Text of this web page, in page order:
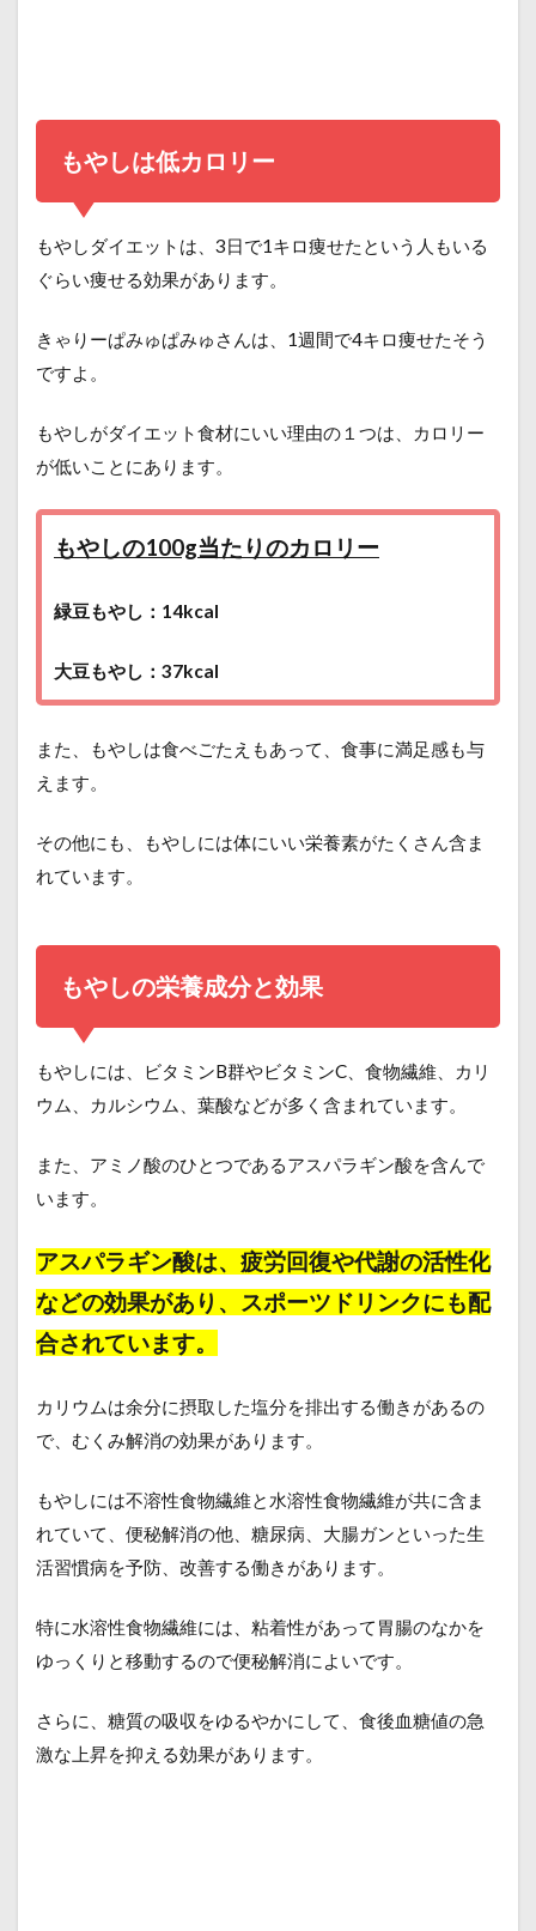
もやしは低カロリー
もやしダイエットは、3日で1キロ痩せたという人もいる
ぐらい痩せる効果があります。
きゃりーぱみゅぱみゅさんは、1週間で4キロ痩せたそう
ですよ。
もやしがダイエット食材にいい理由の１つは、カロリー
が低いことにあります。
もやしの100g当たりのカロリー
緑豆もやし：14kcal
大豆もやし：37kcal
また、もやしは食べごたえもあって、食事に満足感も与
えます。
その他にも、もやしには体にいい栄養素がたくさん含ま
れています。
もやしの栄養成分と効果
もやしには、ビタミンB群やビタミンC、食物繊維、カリ
ウム、カルシウム、葉酸などが多く含まれています。
また、アミノ酸のひとつであるアスパラギン酸を含んで
います。
アスパラギン酸は、疲労回復や代謝の活性化
などの効果があり、スポーツドリンクにも配
合されています。
カリウムは余分に摂取した塩分を排出する働きがあるの
で、むくみ解消の効果があります。
もやしには不溶性食物繊維と水溶性食物繊維が共に含ま
れていて、便秘解消の他、糖尿病、大腸ガンといった生
活習慣病を予防、改善する働きがあります。
特に水溶性食物繊維には、粘着性があって胃腸のなかを
ゆっくりと移動するので便秘解消によいです。
さらに、糖質の吸収をゆるやかにして、食後血糖値の急
激な上昇を抑える効果があります。